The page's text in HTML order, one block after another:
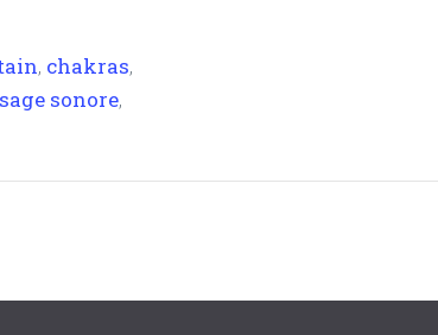
, chakras,
sonore,